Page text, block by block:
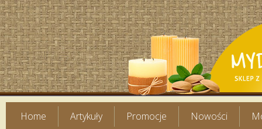
Home Artykuły Promocje Nowości